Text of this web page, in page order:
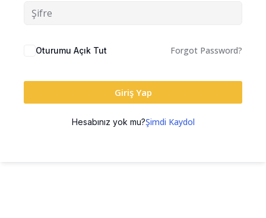
Oturumu Açık Tut Forgot Password?
Giriş Yap
Hesabınız yok mu?Şimdi Kaydol